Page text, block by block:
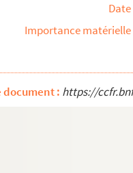
Date
Importance matérielle
document : https://